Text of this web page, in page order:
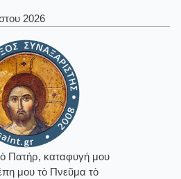
2026
Πατήρ, καταφυγή μου
μου τὸ Πνεῦμα τὸ